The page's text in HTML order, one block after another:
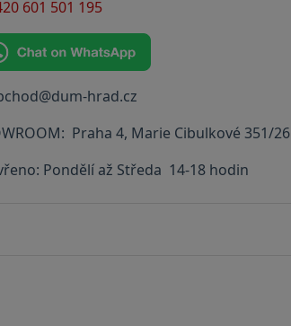
601 501 195
hrad.cz
Praha 4, Marie Cibulkové 351/26
Pondělí až Středa 14-18 hodin